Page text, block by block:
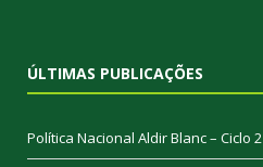
ÚLTIMAS PUBLICAÇÕES
Política Nacional Aldir Blanc – Ciclo 2